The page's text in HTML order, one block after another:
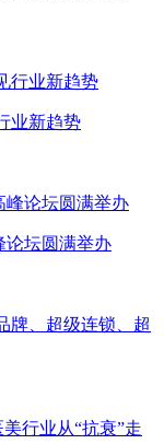
业新趋势
论坛圆满举办
牌、超级连锁、超